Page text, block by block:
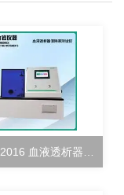
YY0053-2016 血液透析器清除率测试仪